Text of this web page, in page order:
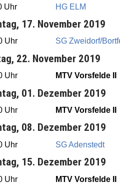
Uhr HG ELM
17. November 2019
Uhr SG Zweidorf/
22. November 2019
Uhr MTV Vorsfelde II
01. Dezember 2019
Uhr MTV Vorsfelde II
08. Dezember 2019
Uhr SG Adenstedt
15. Dezember 2019
Uhr MTV Vorsfelde II